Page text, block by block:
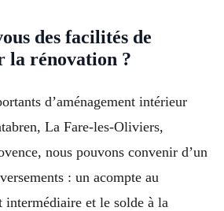
des facilités de
la rénovation ?
d’aménagement intérieur
La Fare-les-Oliviers,
nous pouvons convenir d’un
: un acompte au
intermédiaire et le solde à la